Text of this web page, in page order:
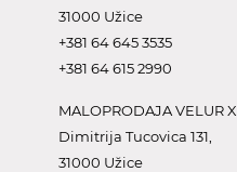
31000 Užice
+381 64 645 3535
+381 64 615 2990
MALOPRODAJA VELUR X
Dimitrija Tucovica 131,
31000 Užice